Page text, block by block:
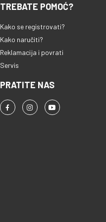
TREBATE POMOĆ?
Kako se registrovati?
Kako naručiti?
Reklamacija i povrati
Servis
PRATITE NAS